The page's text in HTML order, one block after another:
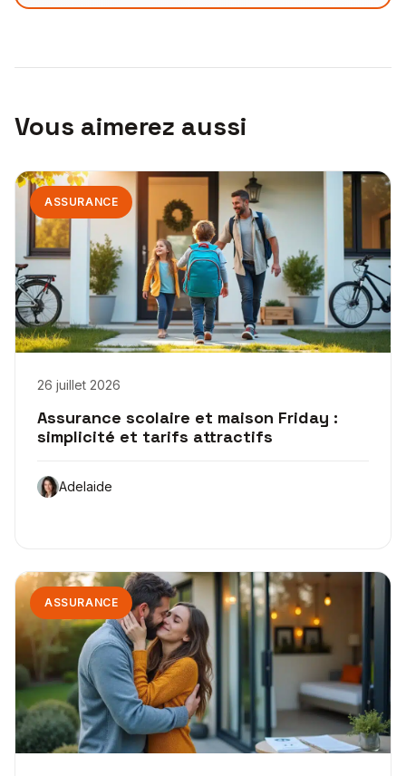
Vous aimerez aussi
ASSURANCE
26 juillet 2026
Assurance scolaire et maison Friday :
simplicité et tarifs attractifs
Adelaide
ASSURANCE